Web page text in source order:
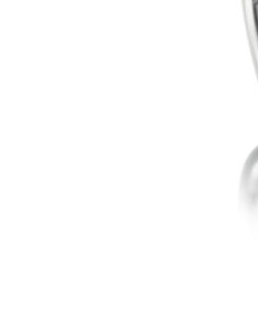
TRAURINGE